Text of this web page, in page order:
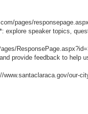
pages/
explore speaker topics,
provide feedback to help
www.santaclaraca.gov/our-